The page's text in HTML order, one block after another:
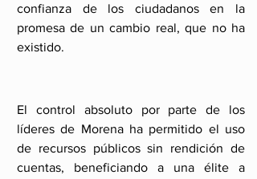
confianza de los ciudadanos en la
promesa de un cambio real, que no ha
existido.
El control absoluto por parte de los
líderes de Morena ha permitido el uso
de recursos públicos sin rendición de
cuentas, beneficiando a una élite a